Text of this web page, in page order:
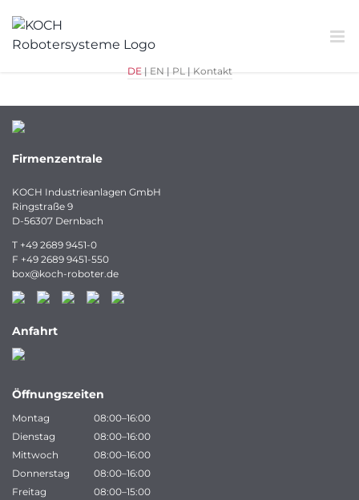
Inhalt
springen
DE| EN | PL| Kontakt
Firmenzentrale
KOCH Industrieanlagen GmbH
Ringstraße 9
D-56307 Dernbach
T +49 2689 9451-0
F +49 2689 9451-550
box@koch-roboter.de
Anfahrt
Öffnungszeiten
Montag
08:00–16:00
Dienstag
08:00–16:00
Mittwoch
08:00–16:00
Donnerstag
08:00–16:00
Freitag
08:00–15:00